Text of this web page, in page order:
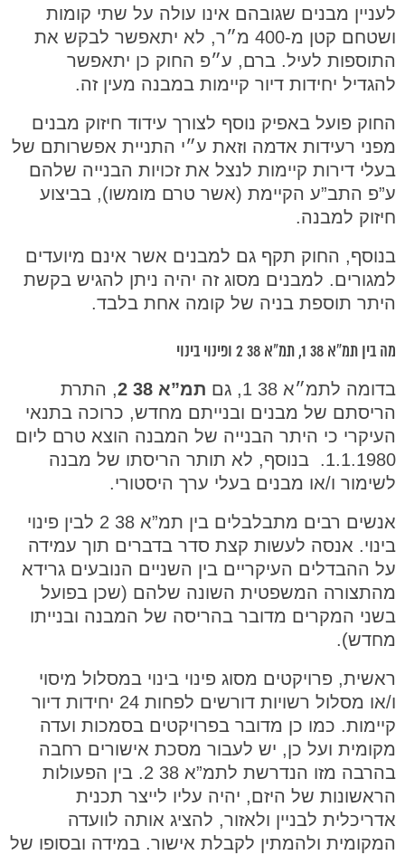
לעניין מבנים שגובהם אינו עולה על שתי קומות
ושטחם קטן מ-400 מ״ר, לא יתאפשר לבקש את
התוספות לעיל. ברם, ע״פ החוק כן יתאפשר
להגדיל יחידות דיור קיימות במבנה מעין זה.
החוק פועל באפיק נוסף לצורך עידוד חיזוק מבנים
מפני רעידות אדמה וזאת ע״י התניית אפשרותם של
בעלי דירות קיימות לנצל את זכויות הבנייה שלהם
ע”פ התב”ע הקיימת (אשר טרם מומשו), בביצוע
חיזוק למבנה.
בנוסף, החוק תקף גם למבנים אשר אינם מיועדים
למגורים. למבנים מסוג זה יהיה ניתן להגיש בקשת
היתר תוספת בניה של קומה אחת בלבד.
מה בין תמ”א 38 1, תמ״א 38 2 ופינוי בינוי
בדומה לתמ״א 38 1, גם
תמ”א 38 2
, התרת
הריסתם של מבנים ובנייתם מחדש, כרוכה בתנאי
העיקרי כי היתר הבנייה של המבנה הוצא טרם ליום
1.1.1980. בנוסף, לא תותר הריסתו של מבנה
לשימור ו/או מבנים בעלי ערך היסטורי.
אנשים רבים מתבלבלים בין תמ”א 38 2 לבין פינוי
בינוי. אנסה לעשות קצת סדר בדברים תוך עמידה
על ההבדלים העיקריים בין השניים הנובעים גרידא
מהתצורה המשפטית השונה שלהם (שכן בפועל
בשני המקרים מדובר בהריסה של המבנה ובנייתו
מחדש).
ראשית, פרויקטים מסוג פינוי בינוי במסלול מיסוי
ו/או מסלול רשויות דורשים לפחות 24 יחידות דיור
קיימות. כמו כן מדובר בפרויקטים בסמכות ועדה
מקומית ועל כן, יש לעבור מסכת אישורים רחבה
בהרבה מזו הנדרשת לתמ”א 38 2. בין הפעולות
הראשונות של היזם, יהיה עליו לייצר תכנית
אדריכלית לבניין ולאזור, להציג אותה לוועדה
המקומית ולהמתין לקבלת אישור. במידה ובסופו של